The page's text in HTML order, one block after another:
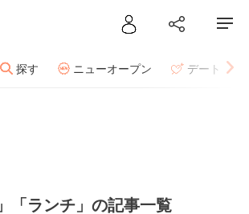
探す ニューオープン デート
「ランチ」の記事一覧